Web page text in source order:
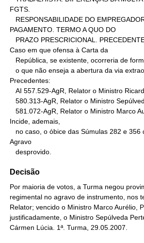
FGTS.
PAGAMENTO. TERMO A QUO DO
Caso em que ofensa à Carta da
Precedentes:
Incide, ademais,
Agravo
   desprovido.
Decisão
Por maioria de votos, a Turma negou
regimental no agravo de instrumento, nos
Relator; vencido o Ministro Marco Aurélio,
justificadamente, o Ministro Sepúlveda
Cármen Lúcia. 1ª. Turma, 29.05.2007.